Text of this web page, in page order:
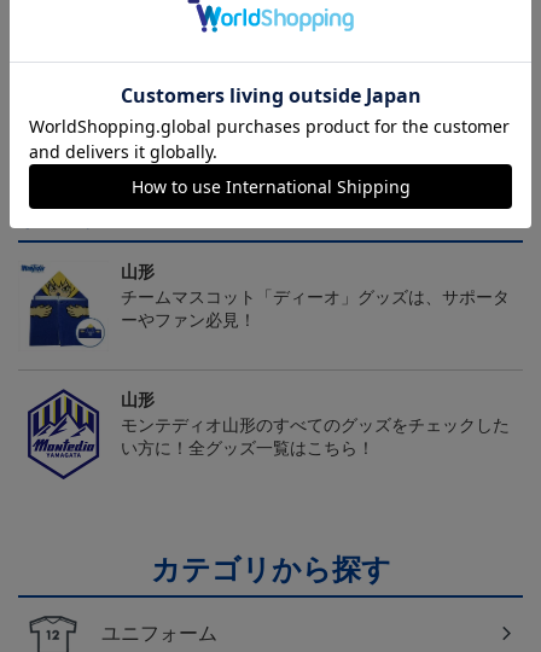
26/27オーセンティックユ
ニフォーム半袖（FP1st）
18,700円～23,760円
26/27オーセンティックユ
ニフォーム半袖（FP2n
d）
18,700円～23,760円
26/27オーセンティックユ
山形
チームマスコット「ディーオ」グッズは、サポータ
ーやファン必見！
山形
モンテディオ山形のすべてのグッズをチェックした
い方に！全グッズ一覧はこちら！
カテゴリから探す
ユニフォーム